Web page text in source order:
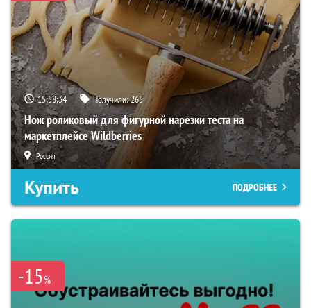
15:58:33 Получили:265
Нож роликовый для фигурной нарезки теста на
маркетплейсе Wildberries
Россия
Купить ПОДРОБНЕЕ
-15%